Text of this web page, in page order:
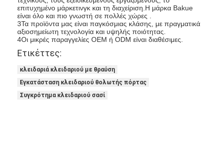
Σπίτι
Προϊόντα
Βίντεο
επιτυχημένο μάρκετινγκ και τη διαχείριση.Η μάρκα Bakue
είναι όλο και πιο γνωστή σε πολλές χώρες .
3Τα προϊόντα μας είναι παγκόσμιας κλάσης, με πραγματικά
αξιοσημείωτη τεχνολογία και υψηλής ποιότητας.
4Οι μικρές παραγγελίες OEM ή ODM είναι διαθέσιμες.
Ετικέττες:
κλειδαριά κλειδαριού με θραύση
Εγκατάσταση κλειδαριού θολωτής πόρτας
Συγκρότημα κλειδαριού σασί